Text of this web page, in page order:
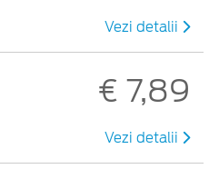
Vezi detalii
€ 7,89
Vezi detalii